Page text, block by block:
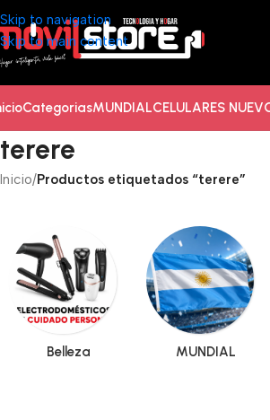
Skip to navigation
Skip to main content
CategoriasMUNDIALCELULARES
terere
Inicio/Productos etiquetados “terere”
Belleza MUNDIAL